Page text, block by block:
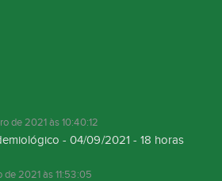
de 2021 às 10:40:12
- 04/09/2021 - 18 horas
2021 às 11:53:05